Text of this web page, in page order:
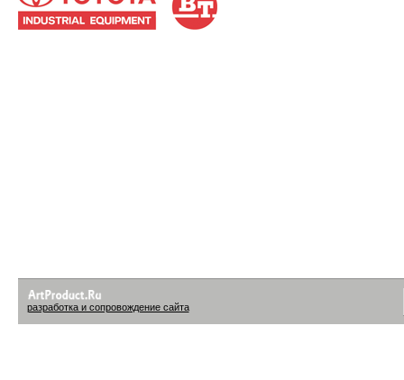
разработка и сопровождение сайта